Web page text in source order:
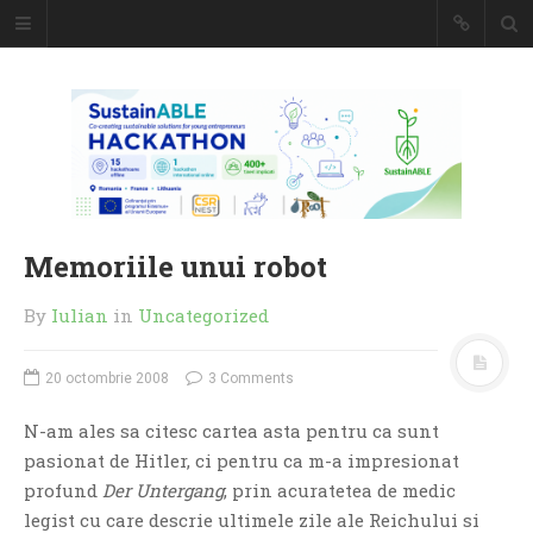
Caiet de
insemnari
DESCARCĂ!
Memoriile unui robot
By Iulian in Uncategorized
20 octombrie 2008 3 Comments
N-am ales sa citesc cartea asta pentru ca sunt
pasionat de Hitler, ci pentru ca m-a impresionat
profund Der Untergang, prin acuratetea de medic
legist cu care descrie ultimele zile ale Reichului si